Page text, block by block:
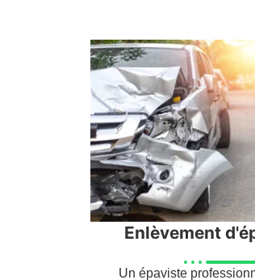
Enlèvement
Un épaviste